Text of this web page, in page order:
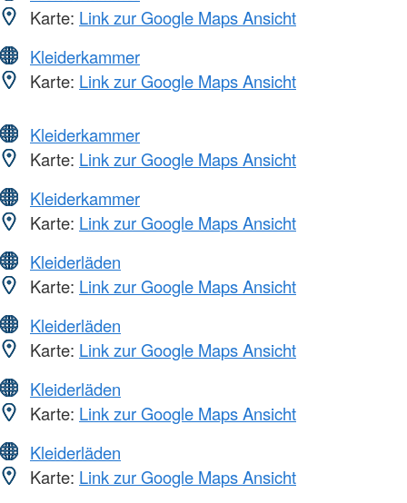
Karte: Link zur Google Maps Ansicht
Kleiderkammer
Karte: Link zur Google Maps Ansicht
Kleiderkammer
Karte: Link zur Google Maps Ansicht
Kleiderkammer
Karte: Link zur Google Maps Ansicht
Kleiderläden
Karte: Link zur Google Maps Ansicht
Kleiderläden
Karte: Link zur Google Maps Ansicht
Kleiderläden
Karte: Link zur Google Maps Ansicht
Kleiderläden
Karte: Link zur Google Maps Ansicht